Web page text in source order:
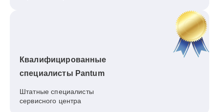
Квалифицированные
специалисты Pantum
Штатные специалисты
сервисного центра